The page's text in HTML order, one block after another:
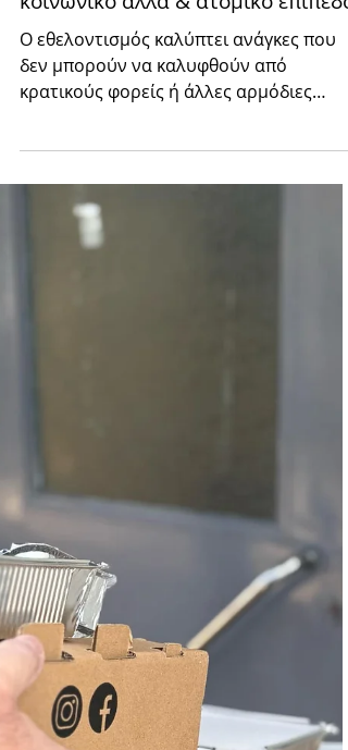
Ψύχραιμη Φωνή
Γιατί να γίνεις εθελοντής; | Τα
κοινωνικό αλλά & ατομικό επίπεδο
Ο εθελοντισμός καλύπτει ανάγκες που
δεν μπορούν να καλυφθούν από
κρατικούς φορείς ή άλλες αρμόδιες